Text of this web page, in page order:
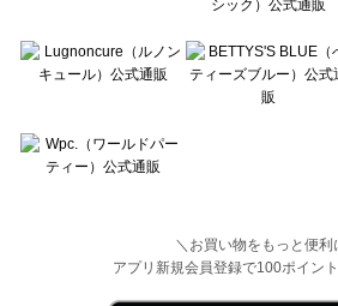
＼お買い物をもっと便利
アプリ新規会員登録で100ポイン